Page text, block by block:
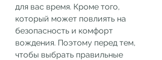
для вас время. Кроме того,
который может повлиять на
безопасность и комфорт
вождения. Поэтому перед тем,
чтобы выбрать правильные